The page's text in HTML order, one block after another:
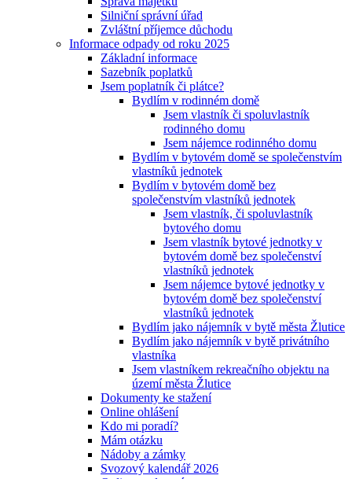
Silniční správní úřad
Zvláštní příjemce důchodu
Informace odpady od roku 2025
Základní informace
Sazebník poplatků
Jsem poplatník či plátce?
Bydlím v rodinném domě
Jsem vlastník či spoluvlastník
rodinného domu
Jsem nájemce rodinného domu
Bydlím v bytovém domě se společenstvím
vlastníků jednotek
Bydlím v bytovém domě bez
společenstvím vlastníků jednotek
Jsem vlastník, či spoluvlastník
bytového domu
Jsem vlastník bytové jednotky v
bytovém domě bez společenství
vlastníků jednotek
Jsem nájemce bytové jednotky v
bytovém domě bez společenství
vlastníků jednotek
Bydlím jako nájemník v bytě města Žlutice
Bydlím jako nájemník v bytě privátního
vlastníka
Jsem vlastníkem rekreačního objektu na
území města Žlutice
Dokumenty ke stažení
Online ohlášení
Kdo mi poradí?
Mám otázku
Nádoby a zámky
Svozový kalendář 2026